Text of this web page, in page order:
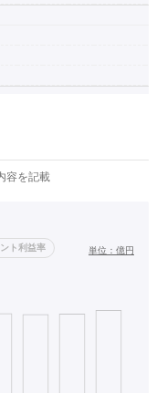
容を記載
ト利益率 単位： 億円